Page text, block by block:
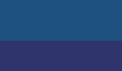
a las exenciones